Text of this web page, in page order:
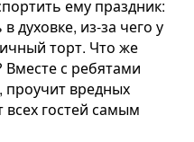
ему праздник:
духовке, из-за чего у
торт. Что же
с ребятами
проучит вредных
гостей самым